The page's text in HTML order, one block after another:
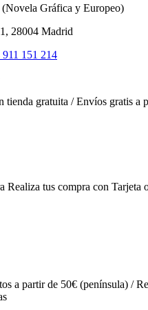
Gráfica y Europeo)
28004 Madrid
911 151 214
Realiza tus compra con Tarjeta
a partir de 50€ (península) /